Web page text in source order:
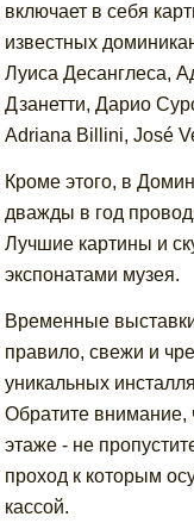
включает в себя
известных
Луиса Десанглеса,
Дзанетти, Дарио
Adriana Billini, José
Кроме этого, в
дважды в год
Лучшие картины и
экспонатами музея.
Временные
правило, свежи и
уникальных
Обратите внимание,
этаже - не
проход к которым
кассой.